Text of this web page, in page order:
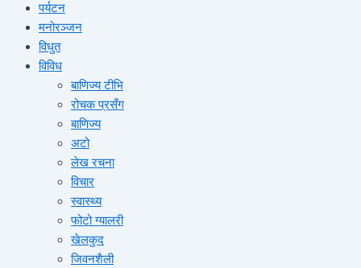
पर्यटन
मनोरञ्जन
विधुत
विविध
बाणिज्य टीभि
रोचक प्रसँग
बाणिज्य
अटो
लेख रचना
विचार
स्वास्थ्य
फोटो ग्यालरी
खेलकुद
जिवनशैली